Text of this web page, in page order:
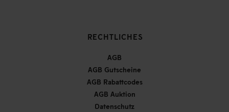
RECHTLICHES
AGB
AGB Gutscheine
AGB Rabattcodes
AGB Auktion
Datenschutz